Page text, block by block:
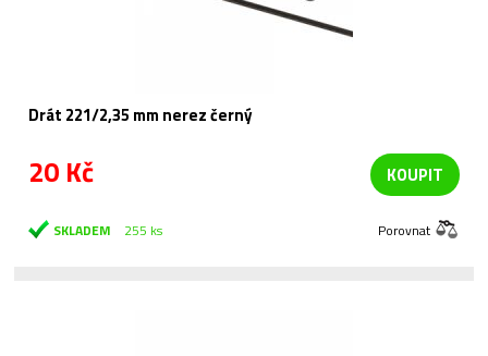
Drát 221/2,35 mm nerez černý
20 Kč KOUPIT
SKLADEM 255 ks Porovnat